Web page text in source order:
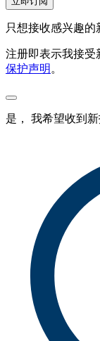
只想接收感兴趣的
注册即表示我接受
保护声明 。
是， 我希望收到